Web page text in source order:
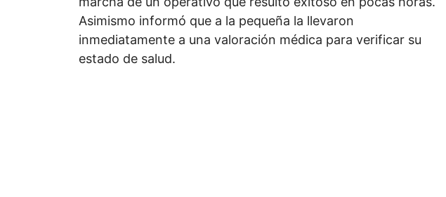
Asimismo informó que a la pequeña la llevaron
inmediatamente a una valoración médica para verificar su
estado de salud.